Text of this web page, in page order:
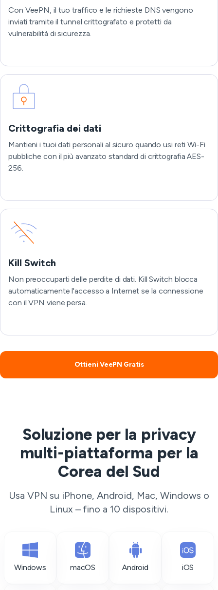
Con VeePN, il tuo traffico e le richieste DNS vengono
inviati tramite il tunnel crittografato e protetti da
vulnerabilità di sicurezza.
Crittografia dei dati
Mantieni i tuoi dati personali al sicuro quando usi reti Wi-Fi
pubbliche con il più avanzato standard di crittografia AES-
256.
Kill Switch
Non preoccuparti delle perdite di dati. Kill Switch blocca
automaticamente l'accesso a Internet se la connessione
con il VPN viene persa.
Ottieni VeePN Gratis
Soluzione per la privacy
multi-piattaforma per la
Corea del Sud
Usa VPN su iPhone, Android, Mac, Windows o
Linux – fino a 10 dispositivi.
Windows macOS Android iOS